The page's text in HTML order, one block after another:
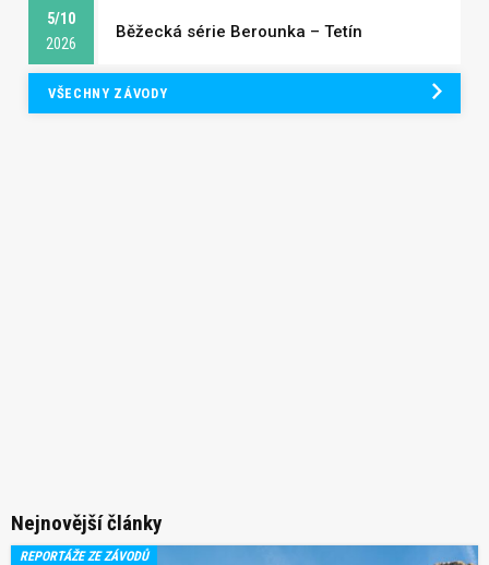
5/10
2026
Běžecká série Berounka – Tetín
VŠECHNY ZÁVODY
Nejnovější články
REPORTÁŽE ZE ZÁVODŮ